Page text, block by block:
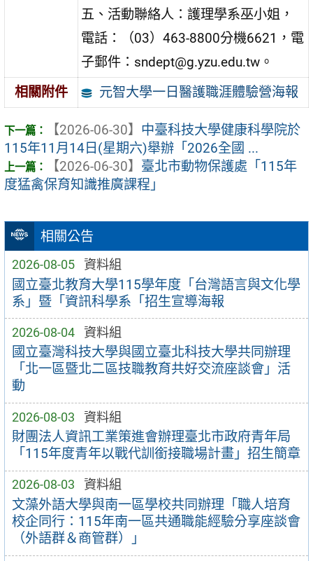
相關公告
2026-08-05 資料組
國立臺北教育大學115學年度「台灣語言與文化學
系」暨「資訊科學系「招生宣導海報
2026-08-04 資料組
國立臺灣科技大學與國立臺北科技大學共同辦理
「北一區暨北二區技職教育共好交流座談會」活
動
2026-08-03 資料組
財團法人資訊工業策進會辦理臺北市政府青年局
「115年度青年以戰代訓銜接職場計畫」招生簡章
2026-08-03 資料組
文藻外語大學與南一區學校共同辦理「職人培育
校企同行：115年南一區共通職能經驗分享座談會
（外語群＆商管群）」
五、活動聯絡人：護理學系巫小姐，
電話：（03）463-8800分機6621，電
子郵件：sndept@g.yzu.edu.tw。
相關附件
元智大學一日醫護職涯體驗營海報
【2026-06-30】 中臺科技大學健康科學院於
115年11月14日(星期六)舉辦「2026全國 ...
【2026-06-30】 臺北市動物保護處「115年
度猛禽保育知識推廣課程」